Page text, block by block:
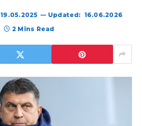
19.05.2025 Updated: 16.06.2026
2 Mins Read